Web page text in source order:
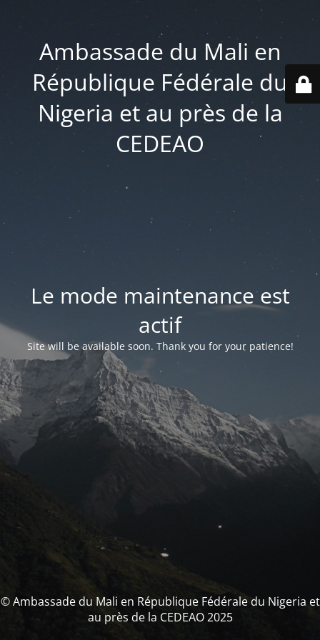
Ambassade du Mali en
République Fédérale du
Nigeria et au près de la
CEDEAO
Le mode maintenance est
actif
Site will be available soon. Thank you for your patience!
© Ambassade du Mali en République Fédérale du Nigeria et
au près de la CEDEAO 2025